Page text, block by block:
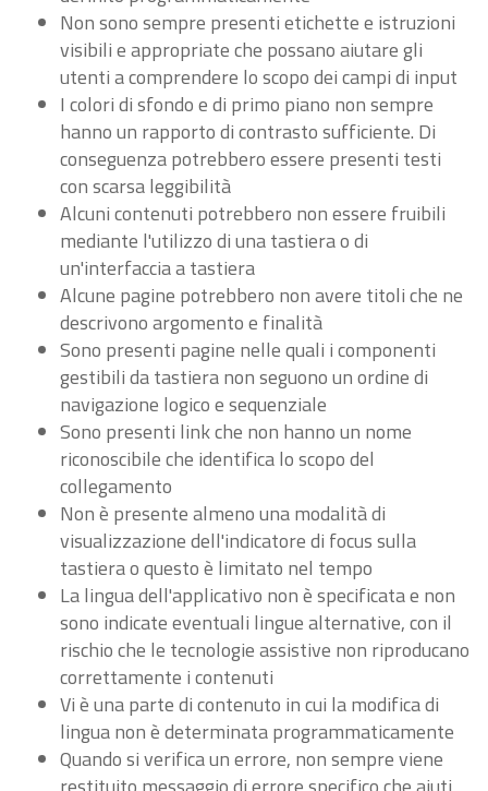
Non sono sempre presenti etichette e istruzioni
visibili e appropriate che possano aiutare gli
utenti a comprendere lo scopo dei campi di input
I colori di sfondo e di primo piano non sempre
hanno un rapporto di contrasto sufficiente. Di
conseguenza potrebbero essere presenti testi
con scarsa leggibilità
Alcuni contenuti potrebbero non essere fruibili
mediante l'utilizzo di una tastiera o di
un'interfaccia a tastiera
Alcune pagine potrebbero non avere titoli che ne
descrivono argomento e finalità
Sono presenti pagine nelle quali i componenti
gestibili da tastiera non seguono un ordine di
navigazione logico e sequenziale
Sono presenti link che non hanno un nome
riconoscibile che identifica lo scopo del
collegamento
Non è presente almeno una modalità di
visualizzazione dell'indicatore di focus sulla
tastiera o questo è limitato nel tempo
La lingua dell'applicativo non è specificata e non
sono indicate eventuali lingue alternative, con il
rischio che le tecnologie assistive non riproducano
correttamente i contenuti
Vi è una parte di contenuto in cui la modifica di
lingua non è determinata programmaticamente
Quando si verifica un errore, non sempre viene